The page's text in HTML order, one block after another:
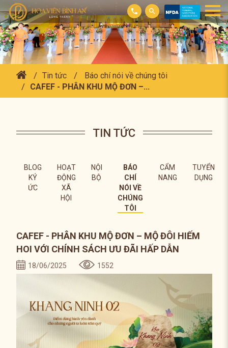
Tin tức
Báo chí nói về chúng tôi
CAFEF - PHÂN KHU MỘ ĐƠN –...
TIN TỨC
BLOG
KÝ
ỨC
HOẠT
ĐỘNG
XÃ
HỘI
NỘI
BỘ
BÁO
CHÍ
NÓI VỀ
CHÚNG
TÔI
CẨM
NANG
TUYỂN
DỤNG
CAFEF - PHÂN KHU MỘ ĐƠN – MỘ ĐÔI HIẾM
HOI VỚI CHÍNH SÁCH ƯU ĐÃI HẤP DẪN
18/06/2025 1552